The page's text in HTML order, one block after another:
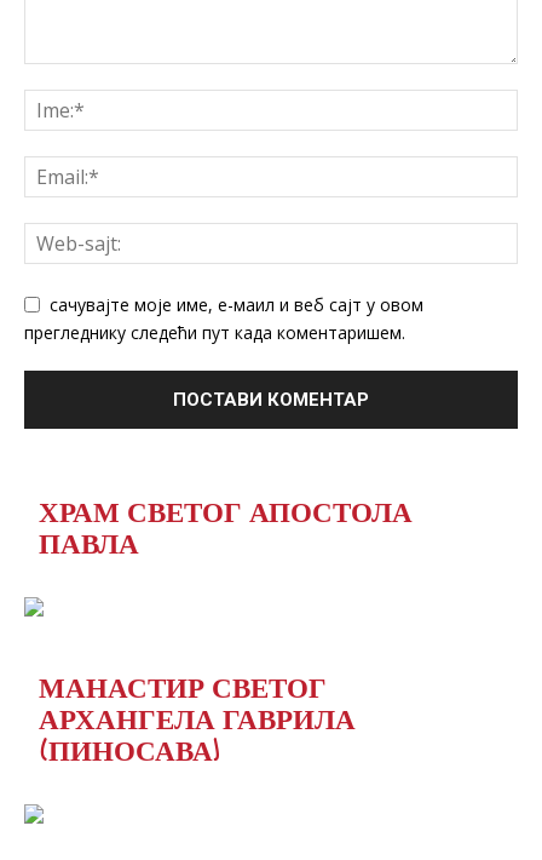
сачувајте моје име, е-маил и веб сајт у овом
прегледнику следећи пут када коментаришем.
ХРАМ СВЕТОГ АПОСТОЛА
ПАВЛА
МАНАСТИР СВЕТОГ
АРХАНГЕЛА ГАВРИЛА
(ПИНОСАВА)